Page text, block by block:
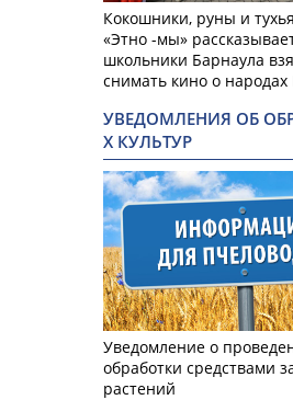
Кокошники, руны и
«Этно -мы»
школьники Барнаула
снимать кино о народах
УВЕДОМЛЕНИЯ ОБ
Х КУЛЬТУР
Уведомление о
обработки средствами
растений